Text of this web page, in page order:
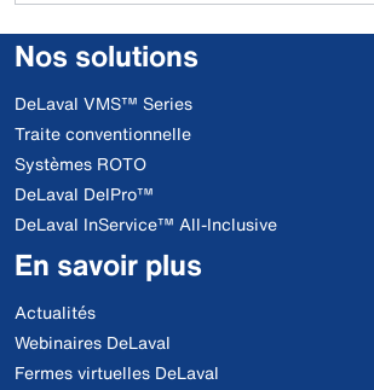
Nos solutions
DeLaval VMS™ Series
Traite conventionnelle
Systèmes ROTO
DeLaval DelPro™
DeLaval InService™ All-Inclusive
En savoir plus
Actualités
Webinaires DeLaval
Fermes virtuelles DeLaval